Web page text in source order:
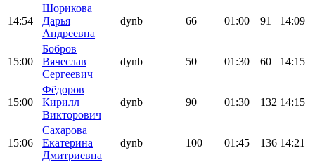
14:54
Шорикова
Дарья
Андреевна
dynb 66 01:00 91 14:09
15:00
Бобров
Вячеслав
Сергеевич
dynb 50 01:30 60 14:15
15:00
Фёдоров
Кирилл
Викторович
dynb 90 01:30 132 14:15
15:06
Сахарова
Екатерина
Дмитриевна
dynb 100 01:45 136 14:21